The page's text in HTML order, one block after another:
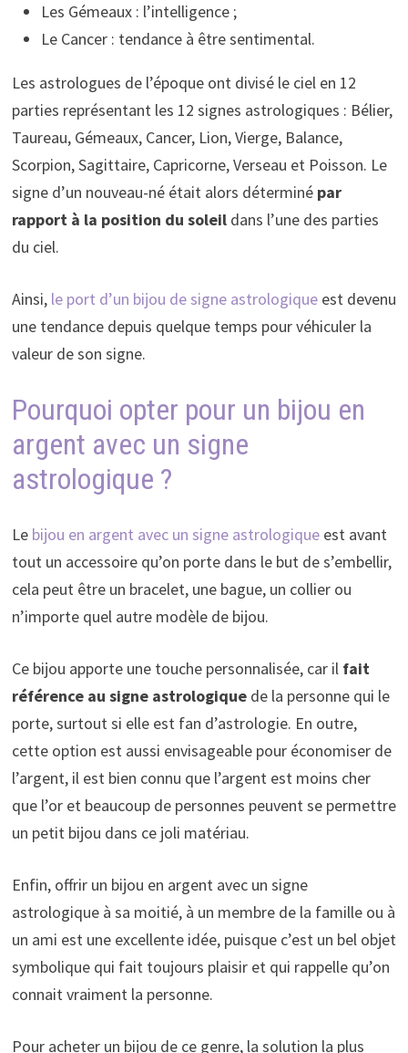
Les Gémeaux : l’intelligence ;
Le Cancer : tendance à être sentimental.
Les astrologues de l’époque ont divisé le ciel en 12
parties représentant les 12 signes astrologiques : Bélier,
Taureau, Gémeaux, Cancer, Lion, Vierge, Balance,
Scorpion, Sagittaire, Capricorne, Verseau et Poisson. Le
signe d’un nouveau-né était alors déterminé par
rapport à la position du soleildans l’une des parties
du ciel.
Ainsi, le port d’un bijou de signe astrologiqueest devenu
une tendance depuis quelque temps pour véhiculer la
valeur de son signe.
Pourquoi opter pour un bijou en
argent avec un signe
astrologique ?
Le bijou en argent avec un signe astrologiqueest avant
tout un accessoire qu’on porte dans le but de s’embellir,
cela peut être un bracelet, une bague, un collier ou
n’importe quel autre modèle de bijou.
Ce bijou apporte une touche personnalisée, car il fait
référence au signe astrologiquede la personne qui le
porte, surtout si elle est fan d’astrologie. En outre,
cette option est aussi envisageable pour économiser de
l’argent, il est bien connu que l’argent est moins cher
que l’or et beaucoup de personnes peuvent se permettre
un petit bijou dans ce joli matériau.
Enfin, offrir un bijou en argent avec un signe
astrologique à sa moitié, à un membre de la famille ou à
un ami est une excellente idée, puisque c’est un bel objet
symbolique qui fait toujours plaisir et qui rappelle qu’on
connait vraiment la personne.
Pour acheter un bijou de ce genre, la solution la plus